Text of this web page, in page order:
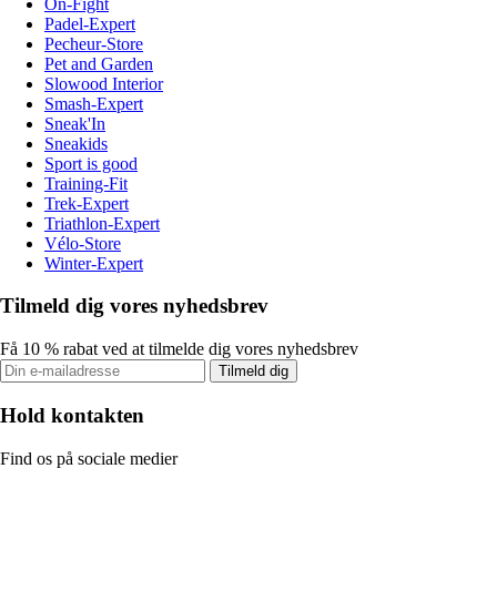
Padel-Expert
Pecheur-Store
Pet and Garden
Slowood Interior
Smash-Expert
Sneak'In
Sneakids
Sport is good
Training-Fit
Trek-Expert
Triathlon-Expert
Vélo-Store
Winter-Expert
Tilmeld dig vores nyhedsbrev
Få 10 % rabat ved at tilmelde dig vores nyhedsbrev
Tilmeld dig
Hold kontakten
Find os på sociale medier